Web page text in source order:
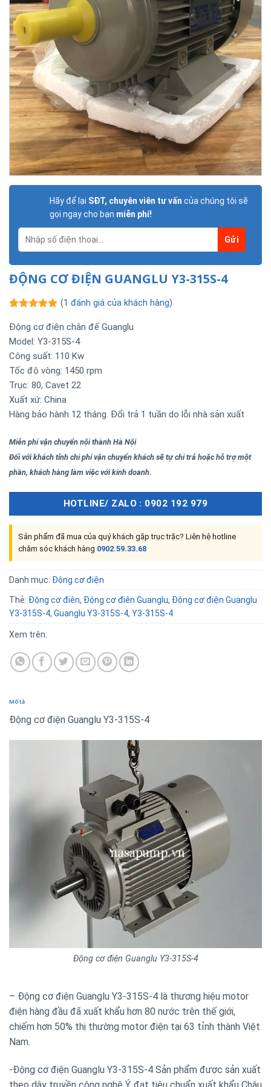
Hãy để lại SĐT, chuyên viên tư vấn của chúng tôi sẽ
gọi ngay cho bạn miễn phí!
ĐỘNG CƠ ĐIỆN GUANGLU Y3-315S-4
dựa trên
đánh giá
(1 đánh giá của khách hàng)
Động cơ điện chân đế Guanglu
Model: Y3-315S-4
Công suất: 110 Kw
Tốc độ vòng: 1450 rpm
Trục: 80, Cavet 22
Xuất xứ: China
Hàng bảo hành 12 tháng. Đổi trả 1 tuần do lỗi nhà sản xuất
Miễn phí vận chuyển nội thành Hà Nội
Đối với khách tỉnh chi phí vận chuyển khách sẽ tự chi trả hoặc hỗ trợ một
phần, khách hàng làm việc với kinh doanh.
HOTLINE/ ZALO : 0902 192 979
Sản phẩm đã mua của quý khách gặp trục trặc? Liên hệ hotline
chăm sóc khách hàng 0902.59.33.68
Danh mục: Động cơ điện
Thẻ: Động cơ điên, Động cơ điên Guanglu, Động cơ điện Guanglu
Y3-315S-4, Guanglu Y3-315S-4, Y3-315S-4
Xem trên:
Mô tả
Động cơ điện Guanglu Y3-315S-4
Động cơ điện Guanglu Y3-315S-4
– Động cơ điện Guanglu Y3-315S-4 là thương hiệu motor
điện hàng đầu đã xuất khẩu hơn 80 nước trên thế giới,
chiếm hơn 50% thị thường motor điện tại 63 tỉnh thành Việt
Nam.
-Động cơ điện Guanglu Y3-315S-4 Sản phẩm được sản xuất
theo dây truyền công nghệ Ý, đạt tiêu chuẩn xuất khẩu Châu